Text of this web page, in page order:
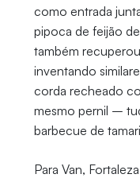
como entrada
pipoca de feijão
também
inventando
corda recheado
mesmo pernil –
barbecue de
Para Van,